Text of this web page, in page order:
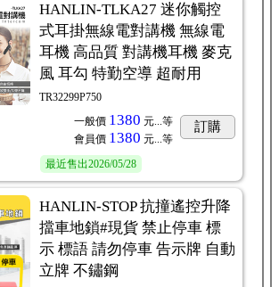
HANLIN-TLKA27 迷你觸控
式耳掛無線電對講機 無線電
耳機 高品質 對講機耳機 麥克
風 耳勾 特勤空導 超耐用
TR32299P750
一般價 1380 元...等
會員價 1380 元...等
訂購
最近售出2026/05/28
HANLIN-STOP 抗撞遙控升降
擋車地鎖#現貨 禁止停車 標
示 標語 請勿停車 告示牌 自動
立牌 不鏽鋼